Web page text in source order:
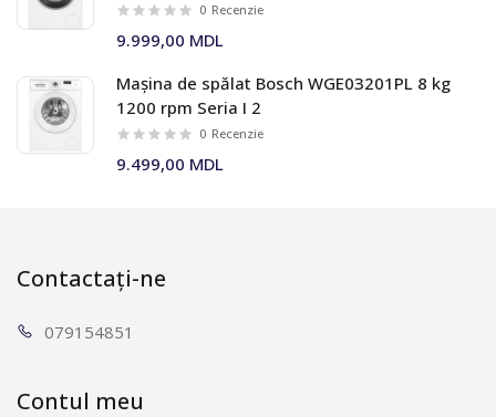
0 Recenzie
9.999,00 MDL
Mașina de spălat Bosch WGE03201PL 8 kg
1200 rpm Seria I 2
0 Recenzie
9.499,00 MDL
Contactați-ne
0791 54851
Contul meu